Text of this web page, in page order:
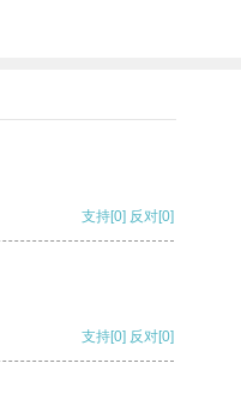
支持[0] 反对[0]
支持[0] 反对[0]